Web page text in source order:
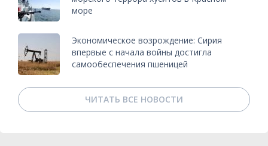
море
Экономическое возрождение: Сирия
впервые с начала войны достигла
самообеспечения пшеницей
ЧИТАТЬ ВСЕ НОВОСТИ